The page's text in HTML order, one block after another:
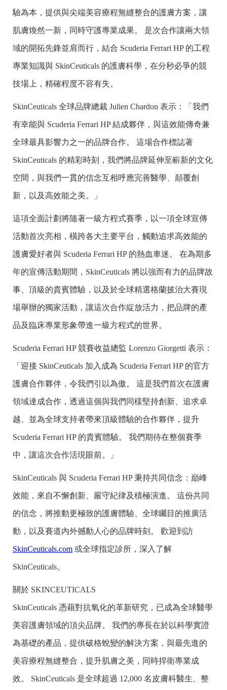
驗為本，提供與尖端美容療程無縫整合的護膚方案，讓
肌膚煥然一新，同時守護專業成果。 是次合作讓兩大領
域的開拓先鋒並肩而行，結合 Scuderia Ferrari HP 的工程
專業知識與 SkinCeuticals 的護膚科學，在分秒必爭的競
技場上，精確程度不容有失。
SkinCeuticals 全球品牌總裁 Julien Chardon 表示：「我們
有幸能與 Scuderia Ferrari HP 結成夥伴，與這效能傳奇兼
全球最具影響力之一的品牌合作。 這場合作標誌著
SkinCeuticals 的精彩時刻，我們將品牌延伸至嶄新的文化
空間，與我們一貫的信念互相呼應完善醫學、顛覆創
新，以及高效能之美。」
這項全面計劃將隨著一級方程式賽季，以一項全球宣傳
活動首次亮相，橫跨各大主要平台，觸動追求高效能的
護膚愛好者與 Scuderia Ferrari HP 的熱血車迷。 在為期多
年的宣傳活動期間，SkinCeuticals 將以強而有力的品牌故
事、頂級的貴賓體驗，以及於全球精選格蘭披治大賽現
場舉辦的獨家活動，讓這次合作綻放活力，把品牌的產
品及臨床專業形象帶進一級方程式的世界。
Scuderia Ferrari HP 競賽收益總監 Lorenzo Giorgetti 表示：
「迎接 SkinCeuticals 加入成為 Scuderia Ferrari HP 的官方
護膚合作夥伴，令我們引以為傲。 這是我們首次在護膚
領域達成合作，透過這個與我們同樣堅持創新、追求卓
越、並為全球支持者帶來頂級體驗的合作夥伴，提升
Scuderia Ferrari HP 的貴賓體驗。 我們期待在整個賽季
中，讓這次合作活現眼前。」
SkinCeuticals 與 Scuderia Ferrari HP 秉持共同信念：巔峰
效能，來自不懈創新、嚴守紀律及積極演進。 這份共同
的信念，將推動更極致的護膚體驗、全球矚目的推廣活
動，以及賽道內外撼動人心的品牌時刻。 歡迎到訪
SkinCeuticals.com 或全球指定診所，深入了解
SkinCeuticals。
關於 SKINCEUTICALS
SkinCeuticals 憑藉對抗氧化的革新研究，已成為全球醫學
美容護膚領域的頂尖品牌。 我們的專長在於以科學實證
為基礎的產品，提供破格蛻變的解決方案，與最先進的
美容療程無縫整合，提升肌膚之美，同時捍衛專業成
效。 SkinCeuticals 是全球超過 12,000 名皮膚科醫生、整